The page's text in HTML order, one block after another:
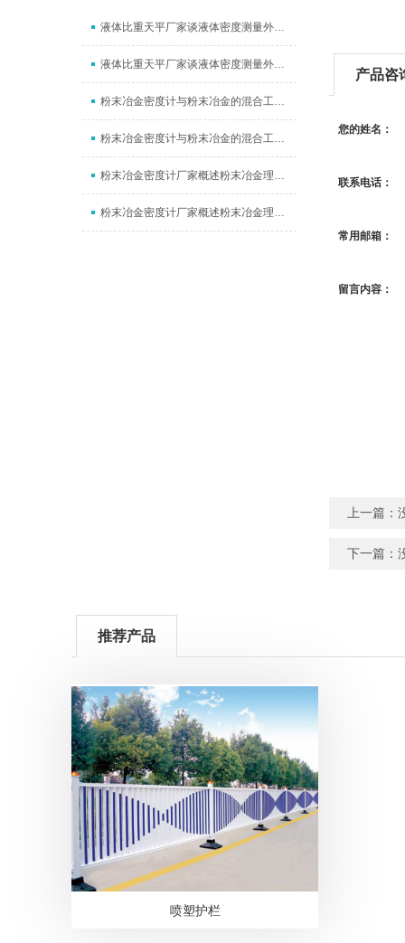
液体比重天平厂家谈液体密度测量外在因素
液体比重天平厂家谈液体密度测量外在因素
粉末冶金密度计与粉末冶金的混合工艺概述
粉末冶金密度计与粉末冶金的混合工艺概述
粉末冶金密度计厂家概述粉末冶金理论密度
粉末冶金密度计厂家概述粉末冶金理论密度
产品咨
您的姓名：
联系电话：
常用邮箱：
留言内容：
上一篇：
下一篇：
推荐产品
喷塑护栏